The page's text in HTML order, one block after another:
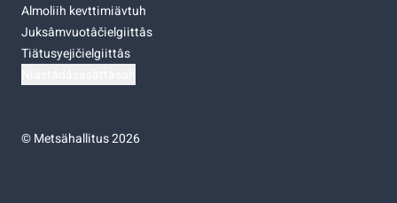
Almoliih kevttimiävtuh
Juksâmvuotâčielgiittâs
Tiätusyejičielgiittâs
©Metsähallitus 2026